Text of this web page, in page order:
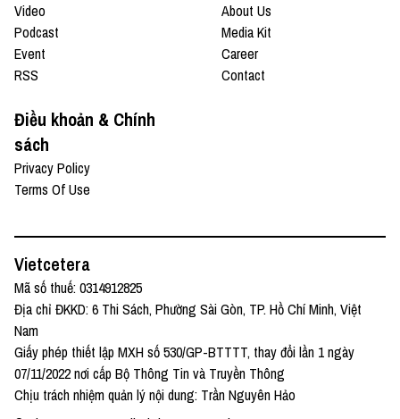
Video
Podcast
Event
RSS
About Us
Media Kit
Career
Contact
Điều khoản & Chính
sách
Privacy Policy
Terms Of Use
Vietcetera
Mã số thuế: 0314912825
Địa chỉ ĐKKD: 6 Thi Sách, Phường Sài Gòn, TP. Hồ Chí Minh, Việt
Nam
Giấy phép thiết lập MXH số 530/GP-BTTTT, thay đổi lần 1 ngày
07/11/2022 nơi cấp Bộ Thông Tin và Truyền Thông
Chịu trách nhiệm quản lý nội dung: Trần Nguyên Hảo